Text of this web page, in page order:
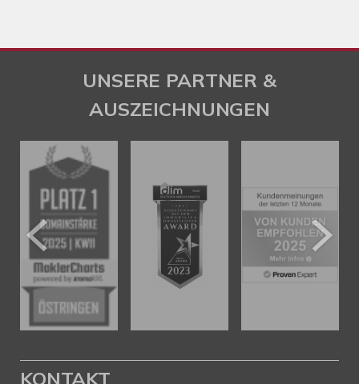
UNSERE PARTNER &
AUSZEICHNUNGEN
KONTAKT